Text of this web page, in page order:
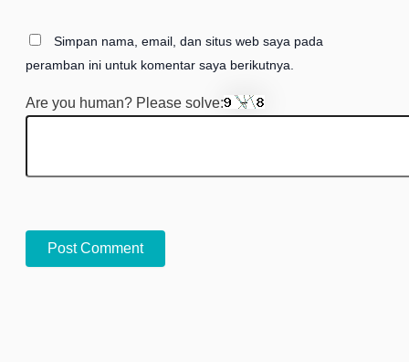
Simpan nama, email, dan situs web saya pada
peramban ini untuk komentar saya berikutnya.
Are you human? Please solve: